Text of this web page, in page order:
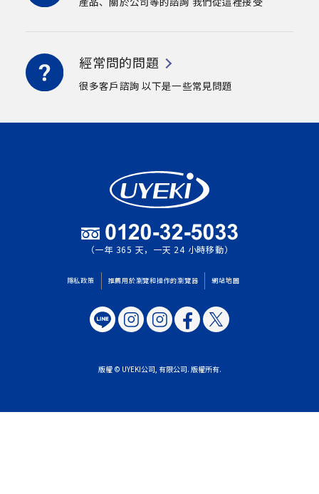
經常問的問題
很多客戶諮詢 以下是一些常見問題
（一年 365 天，一天 24 小時移動）
隱私政策 推薦用於瀏覽和操作的瀏覽器 網站地圖
版權 © UYEKI公司, 有限公司. 版權所有.